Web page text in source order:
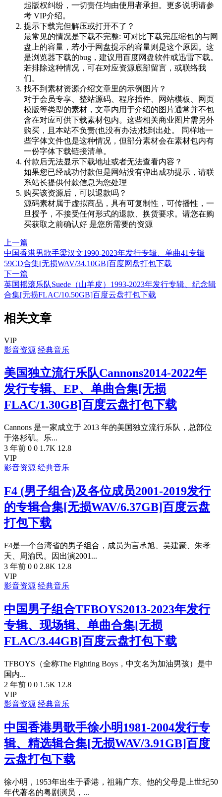
起版权纠纷，一切责任均由使用者承担。更多说明请参
考 VIP介绍。
提示下载完但解压或打开不了？
最常见的情况是下载不完整: 可对比下载完压缩包的与网
盘上的容量，若小于网盘提示的容量则是这个原因。这
是浏览器下载的bug，建议用百度网盘软件或迅雷下载。
若排除这种情况，可在对应资源底部留言，或联络我
们。
找不到素材资源介绍文章里的示例图片？
对于会员专享、整站源码、程序插件、网站模板、网页
模版等类型的素材，文章内用于介绍的图片通常并不包
含在对应可供下载素材包内。这些相关商业图片需另外
购买，且本站不负责(也没有办法)找到出处。 同样地一
些字体文件也是这种情况，但部分素材会在素材包内有
一份字体下载链接清单。
付款后无法显示下载地址或者无法查看内容？
如果您已经成功付款但是网站没有弹出成功提示，请联
系站长提供付款信息为您处理
购买该资源后，可以退款吗？
源码素材属于虚拟商品，具有可复制性，可传播性，一
旦授予，不接受任何形式的退款、换货要求。请您在购
买获取之前确认好 是您所需要的资源
上一篇
中国香港男歌手梁汉文1990-2023年发行专辑、单曲41专辑
59CD合集[无损WAV/34.10GB]百度网盘打包下载
下一篇
英国摇滚乐队Suede（山羊皮）1993-2023年发行专辑、纪念辑
合集[无损FLAC/10.50GB]百度云盘打包下载
相关文章
VIP
影音资源 经典音乐
美国独立流行乐队Cannons2014-2022年
发行专辑、EP、单曲合集[无损
FLAC/1.30GB]百度云盘打包下载
Cannons 是一家成立于 2013 年的美国独立流行乐队，总部位
于洛杉矶。乐...
3 年前 0 0 1.7K 12.8
VIP
影音资源 经典音乐
F4 (男子组合)及各位成员2001-2019发行
的专辑合集[无损WAV/6.37GB]百度云盘
打包下载
F4是一个台湾省的男子组合，成员为言承旭、吴建豪、朱孝
天、周渝民。因出演2001...
3 年前 0 0 2.8K 12.8
VIP
影音资源 经典音乐
中国男子组合TFBOYS2013-2023年发行
专辑、现场辑、单曲合集[无损
FLAC/3.44GB]百度云盘打包下载
TFBOYS（全称The Fighting Boys，中文名为加油男孩）是中
国内...
2 年前 0 0 1.5K 12.8
VIP
影音资源 经典音乐
中国香港男歌手徐小明1981-2004发行专
辑、精选辑合集[无损WAV/3.91GB]百度
云盘打包下载
徐小明，1953年出生于香港，祖籍广东。他的父母是上世纪50
年代著名的粤剧演员，...